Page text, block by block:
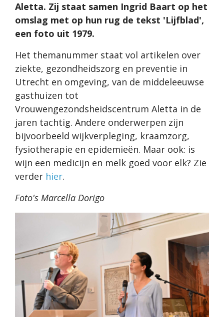
Aletta. Zij staat samen Ingrid Baart op het
omslag met op hun rug de tekst 'Lijfblad',
een foto uit 1979.
Het themanummer staat vol artikelen over
ziekte, gezondheidszorg en preventie in
Utrecht en omgeving, van de middeleeuwse
gasthuizen tot
Vrouwengezondsheidscentrum Aletta in de
jaren tachtig. Andere onderwerpen zijn
bijvoorbeeld wijkverpleging, kraamzorg,
fysiotherapie en epidemieën. Maar ook: is
wijn een medicijn en melk goed voor elk? Zie
verder hier.
Foto's Marcella Dorigo